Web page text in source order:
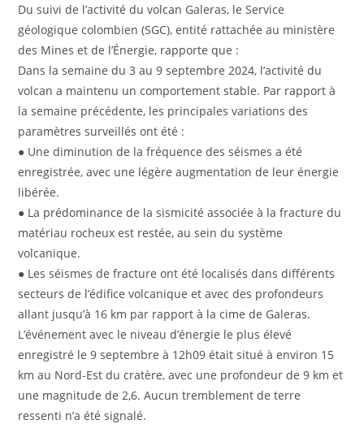
Du suivi de l’activité du volcan Galeras, le Service
géologique colombien (SGC), entité rattachée au ministère
des Mines et de l’Énergie, rapporte que :
Dans la semaine du 3 au 9 septembre 2024, l’activité du
volcan a maintenu un comportement stable. Par rapport à
la semaine précédente, les principales variations des
paramètres surveillés ont été :
● Une diminution de la fréquence des séismes a été
enregistrée, avec une légère augmentation de leur énergie
libérée.
● La prédominance de la sismicité associée à la fracture du
matériau rocheux est restée, au sein du système
volcanique.
● Les séismes de fracture ont été localisés dans différents
secteurs de l’édifice volcanique et avec des profondeurs
allant jusqu’à 16 km par rapport à la cime de Galeras.
L’événement avec le niveau d’énergie le plus élevé
enregistré le 9 septembre à 12h09 était situé à environ 15
km au Nord-Est du cratère, avec une profondeur de 9 km et
une magnitude de 2,6. Aucun tremblement de terre
ressenti n’a été signalé.